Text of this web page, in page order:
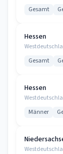
Gesamt
Hessen
Gesamt
Hessen
Männer